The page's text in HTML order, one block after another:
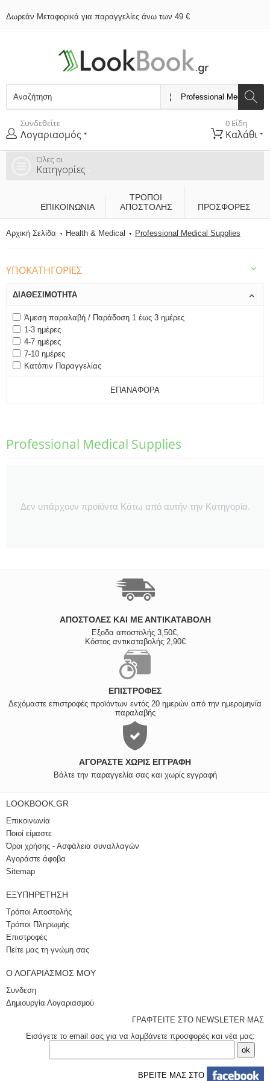
Δωρεάν Μεταφορικά για παραγγελίες άνω των 49 €
Συνδεθείτε
Λογαριασμός
0 Είδη
Καλάθι
Ολες οι
Κατηγορίες
ΕΠΙΚΟΙΝΩΝΊΑ
ΤΡΌΠΟΙ
ΑΠΟΣΤΟΛΉΣ
ΠΡΟΣΦΟΡΕΣ
Αρχική Σελίδα Health & Medical Professional Medical Supplies
ΥΠΟΚΑΤΗΓΟΡΊΕΣ
ΔΙΑΘΕΣΙΜΌΤΗΤΑ
Άμεση παραλαβή / Παράδοση 1 έως 3 ημέρες
1-3 ημέρες
4-7 ημέρες
7-10 ημέρες
Κατόπιν Παραγγελίας
ΕΠΑΝΑΦΟΡΆ
Professional Medical Supplies
Δεν υπάρχουν προϊόντα Κάτω από αυτήν την Κατηγορία.
ΑΠΟΣΤΟΛΈΣ ΚΑΙ ΜΕ ΑΝΤΙΚΑΤΑΒΟΛΗ
Εξοδα αποστολής 3,50€,
Κόστος αντικαταβολής 2,90€
ΕΠΙΣΤΡΟΦΈΣ
Δεχόμαστε επιστροφές προϊόντων εντός 20 ημερών από την ημερομηνία
παραλαβής
ΑΓΟΡΆΣΤΕ ΧΩΡΊΣ ΕΓΓΡΑΦΉ
Βάλτε την παραγγελία σας και χωρίς εγγραφή
LOOKBOOK.GR
Επικοινωνία
Ποιοί είμαστε
Όροι χρήσης - Ασφάλεια συναλλαγών
Αγοράστε άφοβα
Sitemap
ΕΞΥΠΗΡΈΤΗΣΗ
Τρόποι Αποστολής
Τρόποι Πληρωμής
Επιστροφές
Πείτε μας τη γνώμη σας
Ο ΛΟΓΑΡΙΑΣΜΌΣ ΜΟΥ
Συνδεση
Δημιουργία Λογαριασμού
ΓΡΑΦΤΕΙΤΕ ΣΤΟ NEWSLETER ΜΑΣ
Εισάγετε το email σας για να λαμβάνετε προσφορές και νέα μας:
ΒΡΕΙΤΕ ΜΑΣ ΣΤΟ